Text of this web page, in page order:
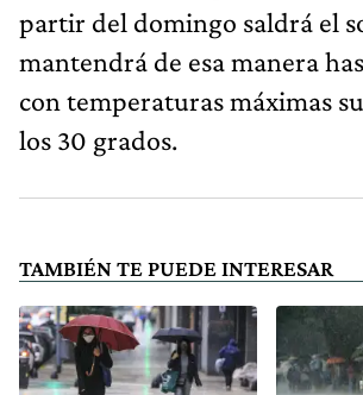
partir del domingo saldrá el
mantendrá de esa manera
con temperaturas máximas
los 30 grados.
TAMBIÉN TE PUEDE INTERESAR